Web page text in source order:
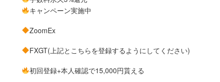
キャンペーン実施中
ZoomEx
FXGT(上記とこちらを登録するようにしてください)
初回登録+本人確認で15,000円貰える